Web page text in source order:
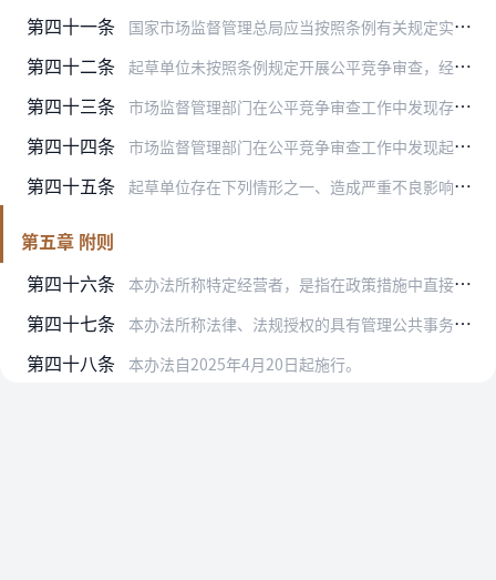
第四十一条 国家市场监督管理总局应当按照条例有关规定实施公平竞争审查督查，并将督查情况报送国务院。对督查中发现的问题，督查对象应当按要求整改。
第四十二条 起草单位未按照条例规定开展公平竞争审查，经市场监督管理部门督促，逾期未整改或者整改不到位的，上一级市场监督管理部门可以对其负责人进行约谈，指出问题，听取意见，要…
第四十三条 市场监督管理部门在公平竞争审查工作中发现存在行业、领域、区域性问题或者风险的，可以书面提醒敦促有关行业主管部门或者地方人民政府进行整改和预防。
第四十四条 市场监督管理部门在公平竞争审查工作中发现起草单位存在涉嫌滥用行政权力排除、限制竞争行为的，应当按照《中华人民共和国反垄断法》等有关规定，移交有管辖权的反垄断执法…
第四十五条 起草单位存在下列情形之一、造成严重不良影响的，市场监督管理部门可以向有权机关提出对直接负责的主管人员和其他直接责任人员依法给予处分的建议：
第五章 附则
第四十六条
本办法所称特定经营者，是指在政策措施中直接或者变相确定的某个或者某部分经营者，但通过公平合理、客观明确且非排他性条件确定的除外。
第四十七条 本办法所称法律、法规授权的具有管理公共事务职能的组织，包括依据法律法规，被授予特定管理公共事务权力和职责的事业单位、基层自治组织、专业技术机构、行业协会等非行政…
第四十八条 本办法自2025年4月20日起施行。